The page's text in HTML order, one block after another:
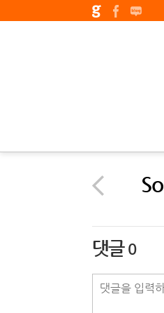
댓글 0